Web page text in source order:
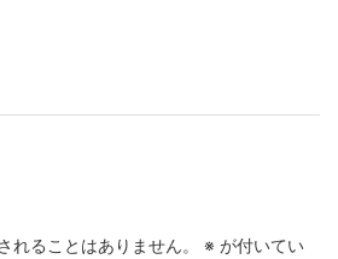
れることはありません。 ※ が付いてい